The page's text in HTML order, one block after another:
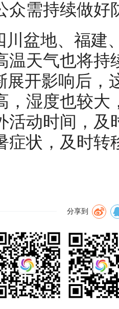
众需持续做好
川盆地、福建
温天气也将持
展开影响后
，湿度也较大
活动时间，及
症状，及时转
分享到